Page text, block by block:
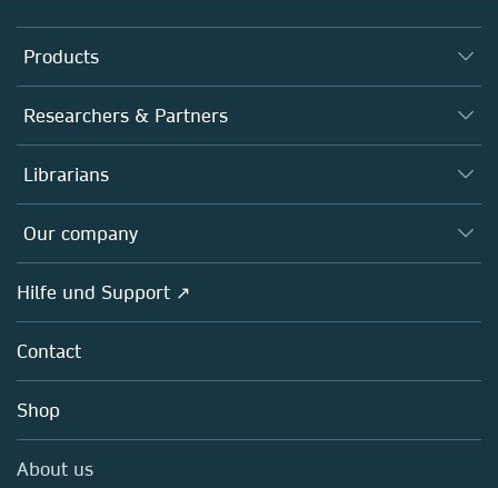
Products
Journals
Books
Platforms
Researchers & Partners
Autor*innen
Editors
Open science
Policies
Librarians
Overview
Our company
Overview
About us
Careers
Media Centre
Hilfe und Support ↗
Contact
Shop
About us